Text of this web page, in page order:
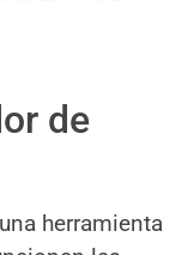
de
herramienta